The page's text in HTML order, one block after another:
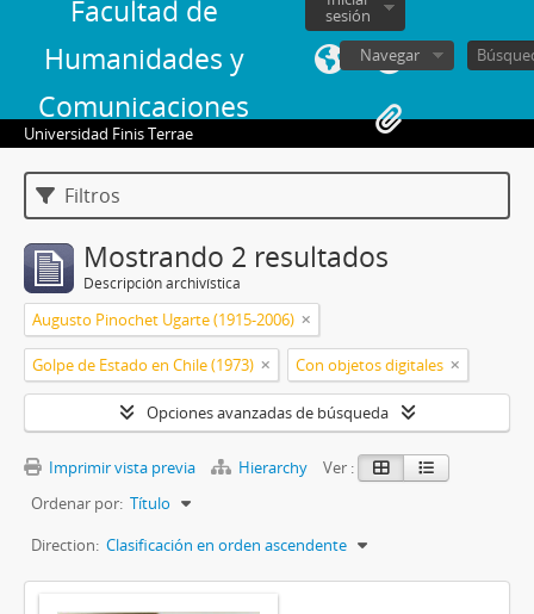
Facultad de
Humanidades y
Comunicaciones
sesión
Navegar
Universidad Finis Terrae
Filtros
Mostrando 2 resultados
Descripción archivística
Augusto Pinochet Ugarte (1915-2006)
Golpe de Estado en Chile (1973) Con objetos digitales
Opciones avanzadas de búsqueda
Imprimir vista previa Hierarchy
Ver :
Ordenar por: Título
Direction: Clasificación en orden ascendente